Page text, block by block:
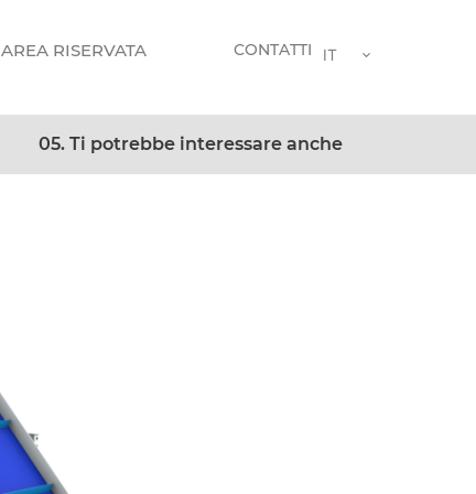
AREA RISERVATA CONTATTI IT
05. Ti potrebbe interessare anche